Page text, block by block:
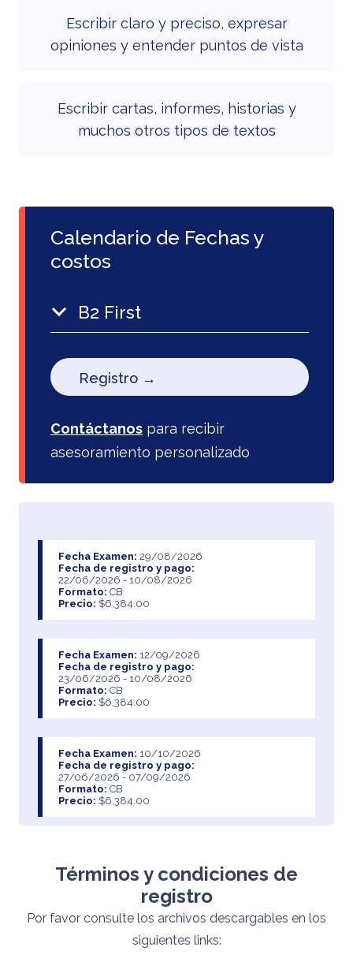
Escribir claro y preciso, expresar
opiniones y entender puntos de vista
Escribir cartas, informes, historias y
muchos otros tipos de textos
Calendario de Fechas y
costos
B2 First
Registro →
Contáctanos para recibir
asesoramiento personalizado
Fecha Examen: 29/08/2026
Fecha de registro y pago:
22/06/2026 - 10/08/2026
Formato: CB
Precio: $6,384.00
Fecha Examen: 12/09/2026
Fecha de registro y pago:
23/06/2026 - 10/08/2026
Formato: CB
Precio: $6,384.00
Fecha Examen: 10/10/2026
Fecha de registro y pago:
27/06/2026 - 07/09/2026
Formato: CB
Precio: $6,384.00
27/06/2026 - 17/08/2026
$6,384.00
07/11/2026
Términos y condiciones de
registro
Por favor consulte los archivos descargables en los
siguientes links: